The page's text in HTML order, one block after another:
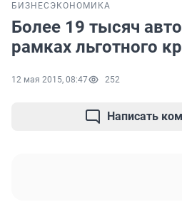
БИЗНЕС ЭКОНОМИКА
Более 19 тысяч
рамках льготного
12 мая 2015, 08:47 252
Написать